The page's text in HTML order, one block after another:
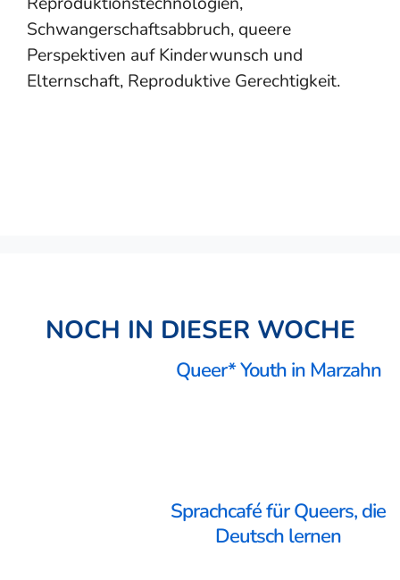
Schwangerschaftsabbruch, queere
Perspektiven auf Kinderwunsch und
Elternschaft, Reproduktive Gerechtigkeit.
NOCH IN DIESER WOCHE
Queer* Youth in Marzahn
Sprachcafé für Queers, die
Deutsch lernen